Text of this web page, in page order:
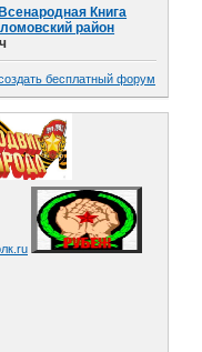
Книга
район
бесплатный форум